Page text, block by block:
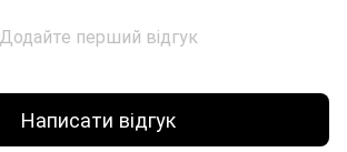
Додайте перший відгук
Написати відгук